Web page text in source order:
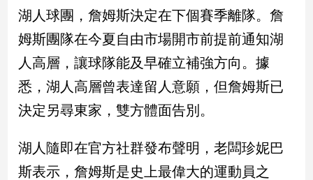
政
治
焦
品
觀
點
民
國
會
湖人球團，詹姆斯決定在下個賽季離隊。詹
姆斯團隊在今夏自由市場開市前提前通知湖
人高層，讓球隊能及早確立補強方向。據
悉，湖人高層曾表達留人意願，但詹姆斯已
決定另尋東家，雙方體面告別。
湖人隨即在官方社群發布聲明，老闆珍妮巴
斯表示，詹姆斯是史上最偉大的運動員之